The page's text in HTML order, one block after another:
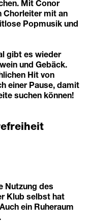
Mit Conor
Chorleiter mit an
Popmusik und
gibt es wieder
und Gebäck.
Hit von
einer Pause, damit
suchen können!
Nutzung des
Klub selbst hat
ein Ruheraum